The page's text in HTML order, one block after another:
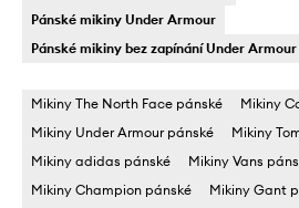
Pánské mikiny Under Armour
Pánské mikiny bez zapínání Under Armour
Mikiny The North Face pánské
Mikiny
Mikiny Under Armour pánské
Mikiny
Mikiny adidas pánské
Mikiny Vans
Mikiny Champion pánské
Mikiny Gant